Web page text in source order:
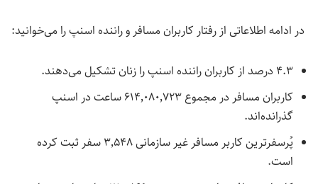
در ادامه اطلاعاتی از رفتار کاربران مسافر و راننده اسنپ را می‌خوانید:
۴.۳ درصد از کاربران راننده اسنپ را زنان تشکیل می‌دهند.
کاربران مسافر در مجموع ۶۱۴٬۰۸۰٬۷۲۳ ساعت
در اسنپ
گذرانده‌اند.
پُرسفرترین کاربر مسافر غیر سازمانی ۳٬۵۴۸ سفر ثبت کرده
است.